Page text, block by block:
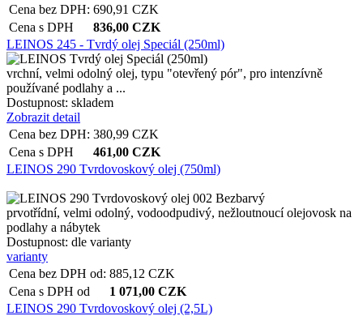
Cena bez DPH: 690,91 CZK
Cena s DPH
836,00 CZK
LEINOS 245 - Tvrdý olej Speciál (250ml)
vrchní, velmi odolný olej, typu "otevřený pór", pro intenzívně
používané podlahy a ...
Dostupnost: skladem
Zobrazit detail
Cena bez DPH: 380,99 CZK
Cena s DPH
461,00 CZK
LEINOS 290 Tvrdovoskový olej (750ml)
prvotřídní, velmi odolný, vodoodpudivý, nežloutnoucí olejovosk na
podlahy a nábytek
Dostupnost: dle varianty
varianty
Cena bez DPH od: 885,12 CZK
Cena s DPH od
1 071,00 CZK
LEINOS 290 Tvrdovoskový olej (2,5L)